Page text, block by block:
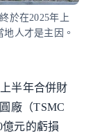
於在2025年上
人才是主因。
半年合併財
廠（TSMC
元的虧損